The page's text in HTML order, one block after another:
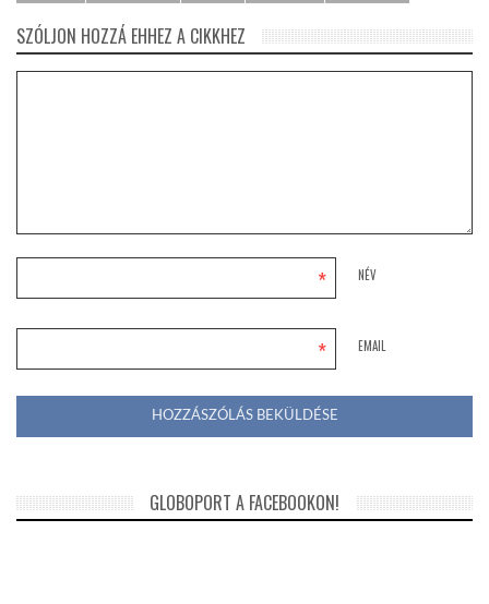
SZÓLJON HOZZÁ EHHEZ A CIKKHEZ
NÉV
*
EMAIL
*
GLOBOPORT A FACEBOOKON!